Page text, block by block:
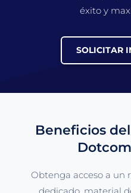
éxito y
SOLICITAR
Beneficios
Obtenga acceso a un